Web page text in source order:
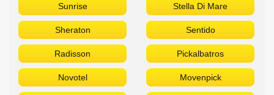
Sunrise Stella Di Mare
Sheraton Sentido
Radisson Pickalbatros
Novotel Movenpick